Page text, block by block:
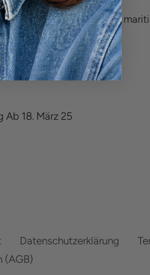
LOVE Kette werden
vereint.
Ab 18. März 25
Datenschutzerklärung
(AGB)